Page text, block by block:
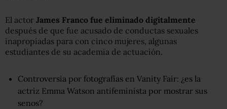
El actor James Franco fue eliminado digitalmente
después de que fue acusado de conductas sexuales
inapropiadas para con cinco mujeres, algunas
estudiantes de su academia de actuación.
Controversia por fotografías en Vanity Fair: ¿es la
actriz Emma Watson antifeminista por mostrar sus
senos?